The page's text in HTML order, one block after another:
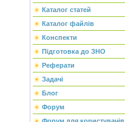
Каталог статей
Каталог файлів
Конспекти
Підготовка до ЗНО
Реферати
Задачі
Блог
Форум